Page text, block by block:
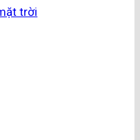
trời